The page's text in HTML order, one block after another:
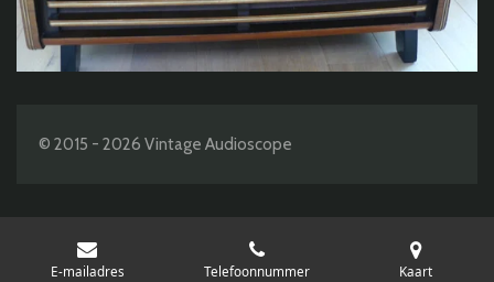
© 2015 - 2026 Vintage Audioscope
E-mailadres Telefoonnummer Kaart